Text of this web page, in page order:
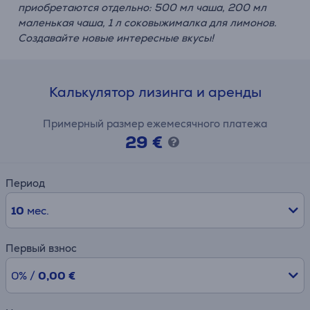
приобретаются отдельно: 500 мл чаша, 200 мл
маленькая чаша, 1 л соковыжималка для лимонов.
Создавайте новые интересные вкусы!
Калькулятор лизинга и аренды
Примерный размер ежемесячного платежа
29 €
Период
10 мес.
Первый взнос
0% / 0,00 €